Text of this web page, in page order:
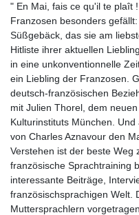
" En Mai, fais ce qu'il te plaît
Franzosen besonders
Süßgebäck, das sie am
Hitliste ihrer aktuellen
in eine unkonventionnelle
ein Liebling der Franzosen.
deutsch-französischen
mit Julien Thorel, dem
Kulturinstituts München.
von Charles Aznavour den
Verstehen ist der beste Weg
französische Sprachtraining
interessante Beiträge,
französischsprachigen Welt.
Muttersprachlern